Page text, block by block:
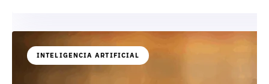
INTELIGENCIA ARTIFICIAL